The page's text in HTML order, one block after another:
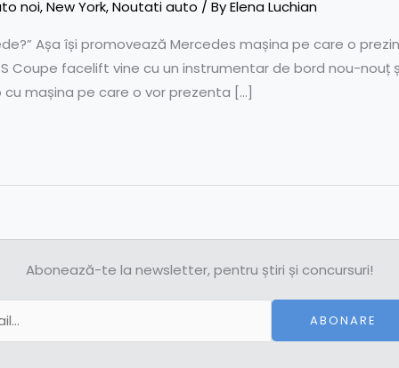
noi,New York,Noutati auto / ByElena Luchian
Așa își promovează Mercedes mașina pe care o
S Coupe facelift vine cu un instrumentar de bord nou-nouț
mașina pe care o vor prezenta […]
Abonează-te la newsletter, pentru știri și concursuri!
ABONARE